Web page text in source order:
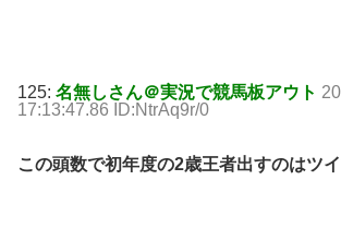
125: 名無しさん＠実況で競馬板アウト
17:13:47.86 ID:NtrAq9r/0
この頭数で初年度の2歳王者出すのはツ